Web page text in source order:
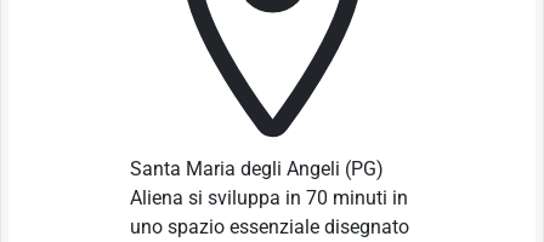
Santa Maria degli Angeli (PG)
Aliena si sviluppa in 70 minuti in
uno spazio essenziale disegnato